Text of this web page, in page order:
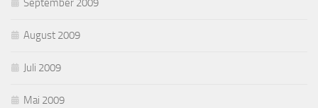
September 2009
August 2009
Juli 2009
Mai 2009